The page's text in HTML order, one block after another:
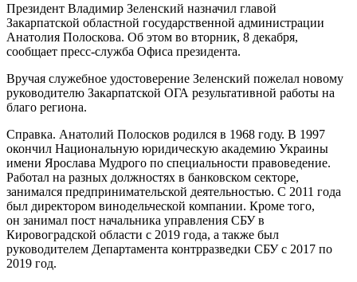
Президент Владимир Зеленский назначил главой
Закарпатской областной государственной администрации
Анатолия Полоскова. Об этом во вторник, 8 декабря,
сообщает пресс-служба Офиса президента.
Вручая служебное удостоверение Зеленский пожелал новому
руководителю Закарпатской ОГА результативной работы на
благо региона.
Справка. Анатолий Полосков родился в 1968 году. В 1997
окончил Национальную юридическую академию Украины
имени Ярослава Мудрого по специальности правоведение.
Работал на разных должностях в банковском секторе,
занимался предпринимательской деятельностью. С 2011 года
был директором винодельческой компании. Кроме того,
он занимал пост начальника управления СБУ в
Кировоградской области с 2019 года, а также был
руководителем Департамента контрразведки СБУ с 2017 по
2019 год.